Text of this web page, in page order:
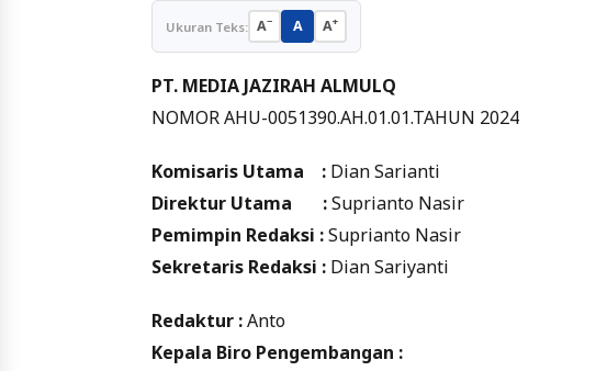
Ukuran Teks: A− A A+
PT. MEDIA JAZIRAH ALMULQ
NOMOR AHU-0051390.AH.01.01.TAHUN 2024
Komisaris Utama : Dian Sarianti
Direktur Utama :Suprianto Nasir
Pemimpin Redaksi :Suprianto Nasir
Sekretaris Redaksi : Dian Sariyanti
Redaktur :Anto
Kepala Biro Pengembangan :